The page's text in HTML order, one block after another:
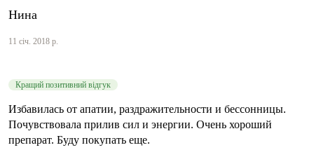
Нина
11 січ. 2018 р.
Кращий позитивний відгук
Избавилась от апатии, раздражительности и бессонницы.
Почувствовала прилив сил и энергии. Очень хороший
препарат. Буду покупать еще.